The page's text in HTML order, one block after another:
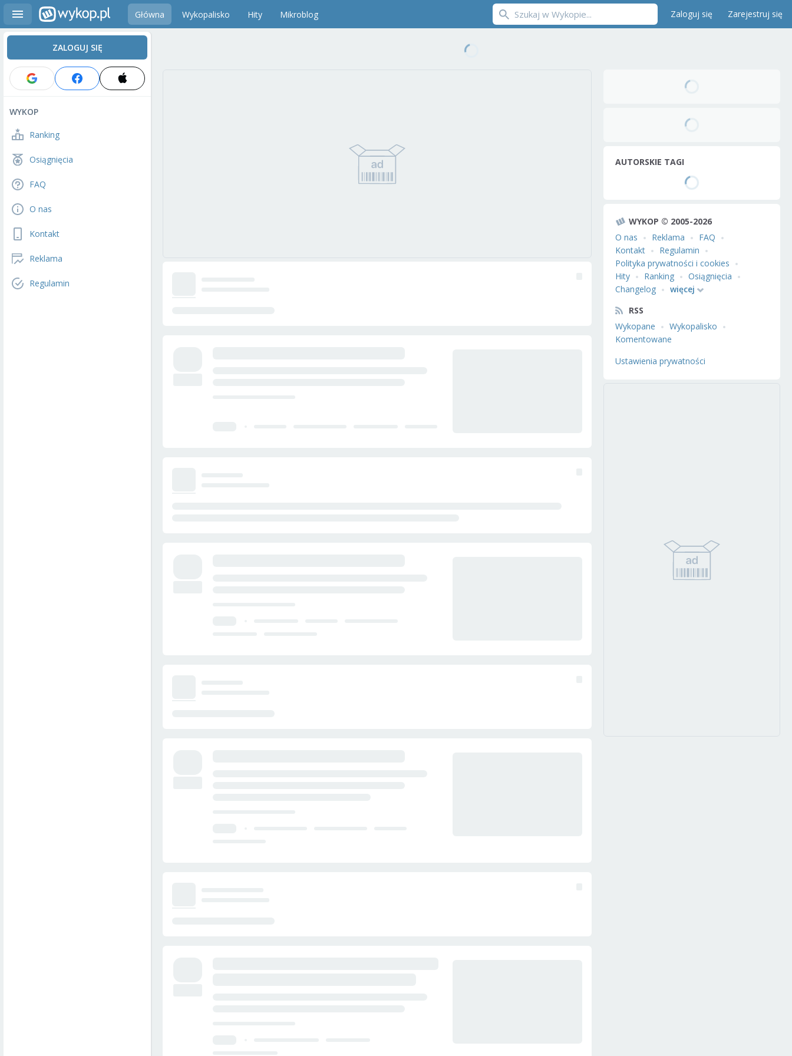
Główna Wykopalisko Hity Mikroblog Zaloguj się Zarejestruj się
ZALOGUJ SIĘ
WYKOP
Ranking
Osiągnięcia
FAQ
O nas
Kontakt
Reklama
Regulamin
AUTORSKIE TAGI
WYKOP © 2005-2026
O nas
Reklama
FAQ
Kontakt
Regulamin
Polityka prywatności i cookies
Hity
Ranking
Osiągnięcia
Changelog
więcej
RSS
Wykopane
Wykopalisko
Komentowane
Ustawienia prywatności